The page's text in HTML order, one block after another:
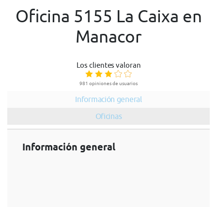
Oficina 5155 La Caixa en
Manacor
Los clientes valoran
981 opiniones de usuarios
Información general
Oficinas
Información general